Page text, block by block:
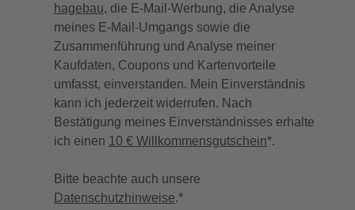
hagebau, die E-Mail-Werbung, die Analyse
meines E-Mail-Umgangs sowie die
Zusammenführung und Analyse meiner
Kaufdaten, Coupons und Kartenvorteile
umfasst, einverstanden. Mein Einverständnis
kann ich jederzeit widerrufen. Nach
Bestätigung meines Einverständnisses erhalte
ich einen 10 € Willkommensgutschein*.
Bitte beachte auch unsere
Datenschutzhinweise.